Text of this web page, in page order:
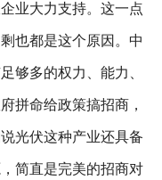
业大力支持。这一点
也都是这个原因。中
够多的权力、能力、
拼命给政策搞招商，
光伏这种产业还具备
简直是完美的招商对